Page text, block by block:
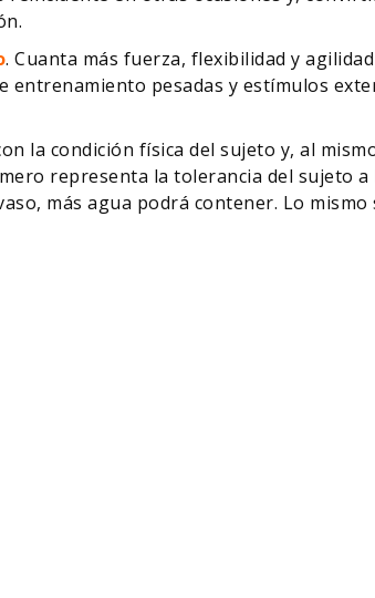
. Cuanta más fuerza, flexibilidad y
entrenamiento pesadas y estímulos
la condición física del sujeto y, al
representa la tolerancia del sujeto a
más agua podrá contener. Lo mismo